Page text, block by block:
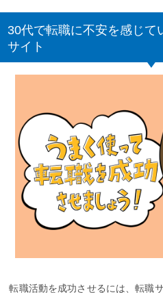
30代で転職に不安を感じて
サイト
転職活動を成功させるには、転職